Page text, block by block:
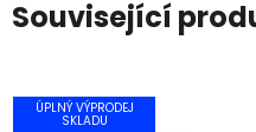
Související
ÚPLNÝ VÝPRODEJ
SKLADU